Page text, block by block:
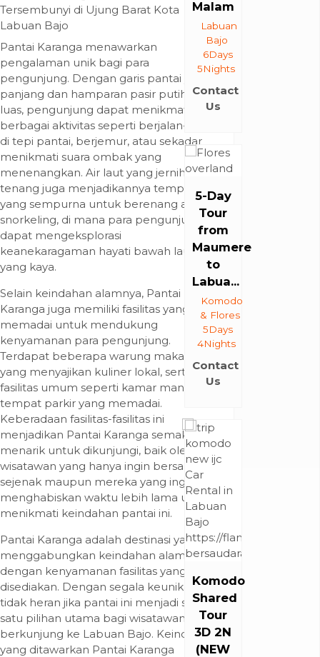
Pantai Karanga menawarkan
pengalaman unik bagi para
pengunjung. Dengan garis pantai yang
panjang dan hamparan pasir putih yang
luas, pengunjung dapat menikmati
berbagai aktivitas seperti berjalan-jalan
di tepi pantai, berjemur, atau sekadar
menikmati suara ombak yang
menenangkan. Air laut yang jernih dan
tenang juga menjadikannya tempat
yang sempurna untuk berenang atau
snorkeling, di mana para pengunjung
dapat mengeksplorasi
keanekaragaman hayati bawah laut
yang kaya.
Selain keindahan alamnya, Pantai
Karanga juga memiliki fasilitas yang
memadai untuk mendukung
kenyamanan para pengunjung.
Terdapat beberapa warung makan
yang menyajikan kuliner lokal, serta
fasilitas umum seperti kamar mandi dan
tempat parkir yang memadai.
Keberadaan fasilitas-fasilitas ini
menjadikan Pantai Karanga semakin
menarik untuk dikunjungi, baik oleh
wisatawan yang hanya ingin bersantai
sejenak maupun mereka yang ingin
menghabiskan waktu lebih lama untuk
menikmati keindahan pantai ini.
Pantai Karanga adalah destinasi yang
menggabungkan keindahan alam
dengan kenyamanan fasilitas yang
disediakan. Dengan segala keunikannya,
tidak heran jika pantai ini menjadi salah
satu pilihan utama bagi wisatawan yang
berkunjung ke Labuan Bajo. Keindahan
yang ditawarkan Pantai Karanga
Malam
Labuan
Bajo
6Days
5Nights
Contact
Us
5-Day
Tour
from
Maumere
to
Labua...
Komodo
& Flores
5Days
4Nights
Contact
Us
Komodo
Shared
Tour
3D 2N
(NEW